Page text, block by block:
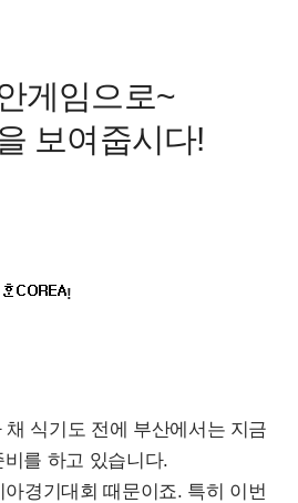
게임으로~
보여줍시다!
!
채 식기도 전에 부산에서는 지금
를 하고 있습니다.
아경기대회 때문이죠. 특히 이번